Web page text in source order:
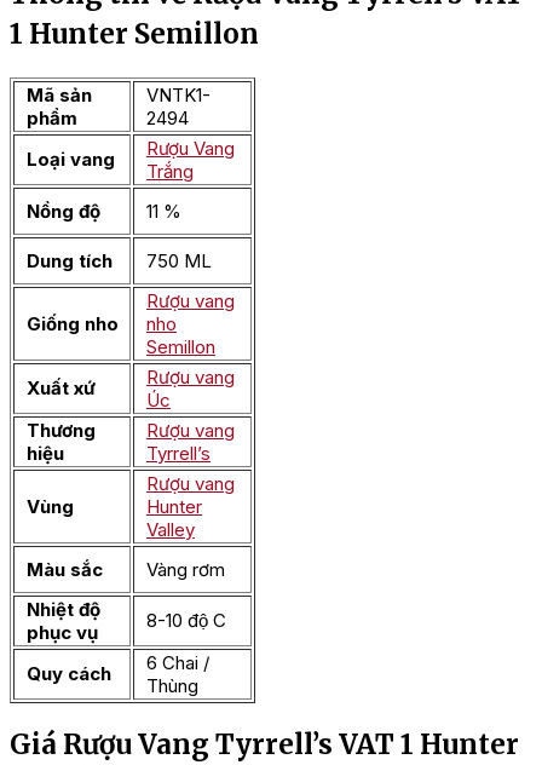
1 Hunter Semillon
Mã sản
phẩm
VNTK1-
2494
Loại vang
Rượu Vang
Trắng
Nồng độ
11 %
Dung tích 750 ML
Giống nho
Rượu vang
nho
Semillon
Xuất xứ
Rượu vang
Úc
Thương
hiệu
Rượu vang
Tyrrell’s
Vùng
Rượu vang
Hunter
Valley
Màu sắc
Vàng rơm
Nhiệt độ
phục vụ
8-10 độ C
Quy cách
6 Chai /
Thùng
Giá Rượu Vang Tyrrell’s VAT 1 Hunter